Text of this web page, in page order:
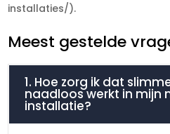
installaties/).​
Meest gestelde
1. Hoe zorg ik dat
naadloos werkt in mijn
installatie?